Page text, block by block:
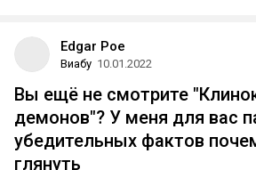
Edgar Poe
Виабу 10.01.2022
Вы ещё не смотрите
демонов"? У меня для вас
убедительных фактов
глянуть